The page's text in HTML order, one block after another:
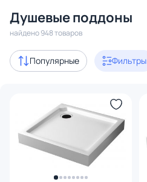
Душевые поддоны
найдено 948 товаров
Популярные Фильтры
Акции 55
В наличии 411